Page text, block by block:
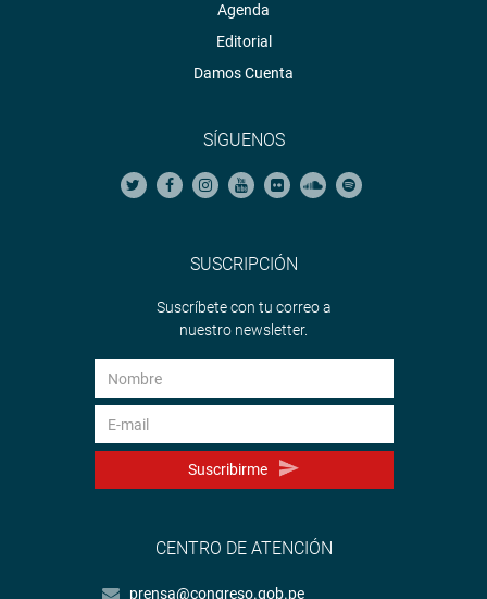
Agenda
Editorial
Damos Cuenta
SÍGUENOS
SUSCRIPCIÓN
Suscríbete con tu correo a
nuestro newsletter.
Suscribirme
CENTRO DE ATENCIÓN
prensa@congreso.gob.pe